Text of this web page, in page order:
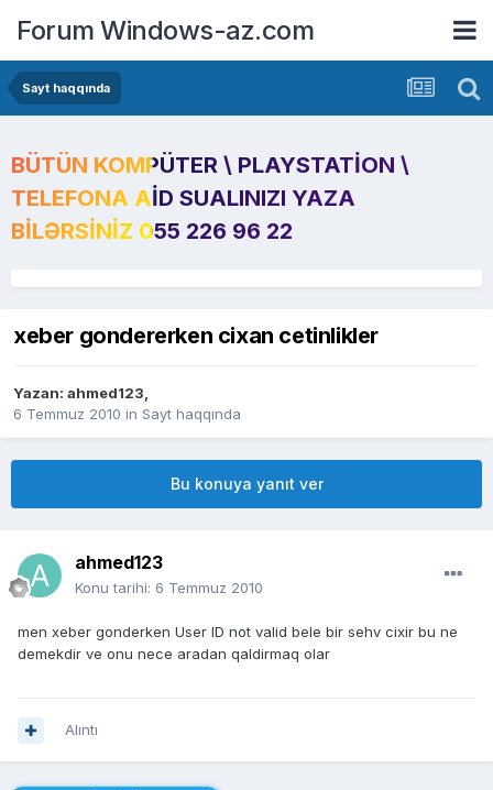
Forum Windows-az.com
Sayt haqqında
BÜTÜN KOMPÜTER \ PLAYSTATION \
TELEFONA AID SUALINIZI YAZA
BILƏRSINIZ 055 226 96 22
xeber gondererken cixan cetinlikler
Yazan: ahmed123,
6 Temmuz 2010 in Sayt haqqında
Bu konuya yanıt ver
ahmed123
Konu tarihi: 6 Temmuz 2010
men xeber gonderken User ID not valid bele bir sehv cixir bu ne
demekdir ve onu nece aradan qaldirmaq olar
Alıntı